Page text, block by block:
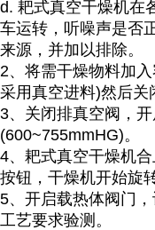
d. 耙式真空干燥机在
车运转，听噪声是否
来源，并加以排除。
2、将需干燥物料加
采用真空进料)然后关
3、关闭排真空阀，
(600~755mmHG)。
4、耙式真空干燥机
按钮，干燥机开始旋
5、开启载热体阀门
工艺要求验测。